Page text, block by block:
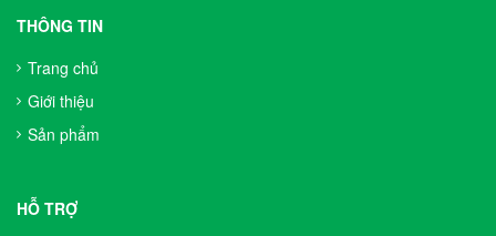
THÔNG TIN
Trang chủ
Giới thiệu
Sản phẩm
HỖ TRỢ